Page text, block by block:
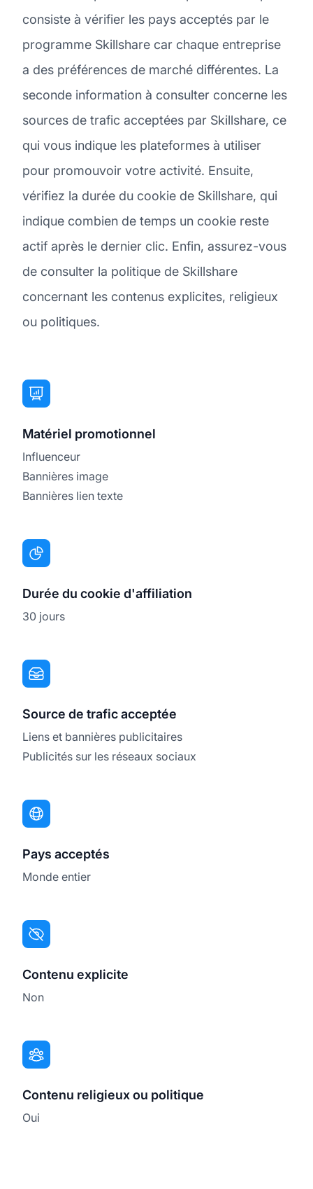
consiste à vérifier les pays acceptés par le
programme Skillshare car chaque entreprise
a des préférences de marché différentes. La
seconde information à consulter concerne les
sources de trafic acceptées par Skillshare, ce
qui vous indique les plateformes à utiliser
pour promouvoir votre activité. Ensuite,
vérifiez la durée du cookie de Skillshare, qui
indique combien de temps un cookie reste
actif après le dernier clic. Enfin, assurez-vous
de consulter la politique de Skillshare
concernant les contenus explicites, religieux
ou politiques.
Matériel promotionnel
Influenceur
Bannières image
Bannières lien texte
Durée du cookie d'affiliation
30 jours
Source de trafic acceptée
Liens et bannières publicitaires
Publicités sur les réseaux sociaux
Pays acceptés
Monde entier
Contenu explicite
Non
Contenu religieux ou politique
Oui